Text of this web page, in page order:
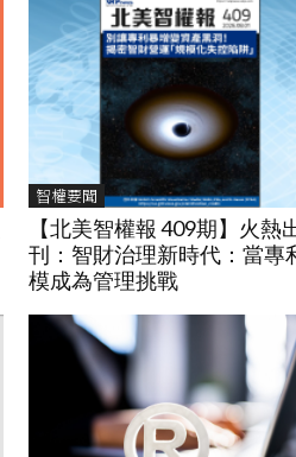
智權要聞
【北美智權報 409期】火熱
刊：智財治理新時代：當專
模成為管理挑戰